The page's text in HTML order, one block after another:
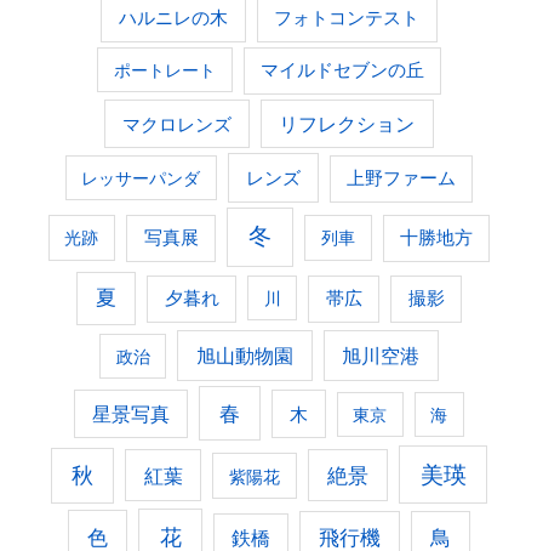
ハルニレの木 フォトコンテスト
ポートレート マイルドセブンの丘
マクロレンズ リフレクション
レッサーパンダ レンズ 上野ファーム
光跡 写真展 冬 列車 十勝地方
夏 夕暮れ 川 帯広 撮影
政治 旭山動物園 旭川空港
星景写真 春 木 東京 海
秋 紅葉 紫陽花 絶景 美瑛
色 花 鉄橋 飛行機 鳥